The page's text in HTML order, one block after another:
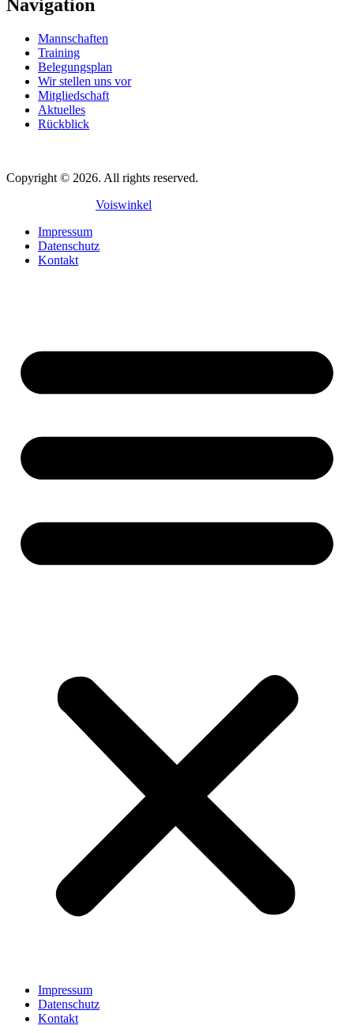
Navigation
Mannschaften
Training
Belegungsplan
Wir stellen uns vor
Mitgliedschaft
Aktuelles
Rückblick
Copyright © 2026. All rights reserved.
Voiswinkel
Impressum
Datenschutz
Kontakt
Impressum
Datenschutz
Kontakt